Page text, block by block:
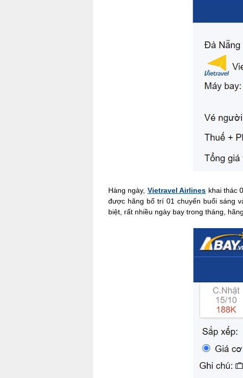
Hàng ngày, Vietravel Airlines khai thác
được hãng bố trí 01 chuyến buổi sáng
biệt, rất nhiều ngày bay trong tháng,